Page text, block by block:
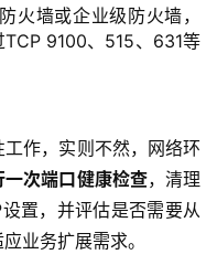
火墙或企业级防火墙，
9100、515、631等
作，实则不然，网络环
次端口健康检查，清理
置，并评估是否需要从
业务扩展需求。